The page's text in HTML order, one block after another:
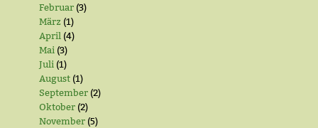
Februar (3)
März (1)
April (4)
Mai (3)
Juli (1)
August (1)
September (2)
Oktober (2)
November (5)